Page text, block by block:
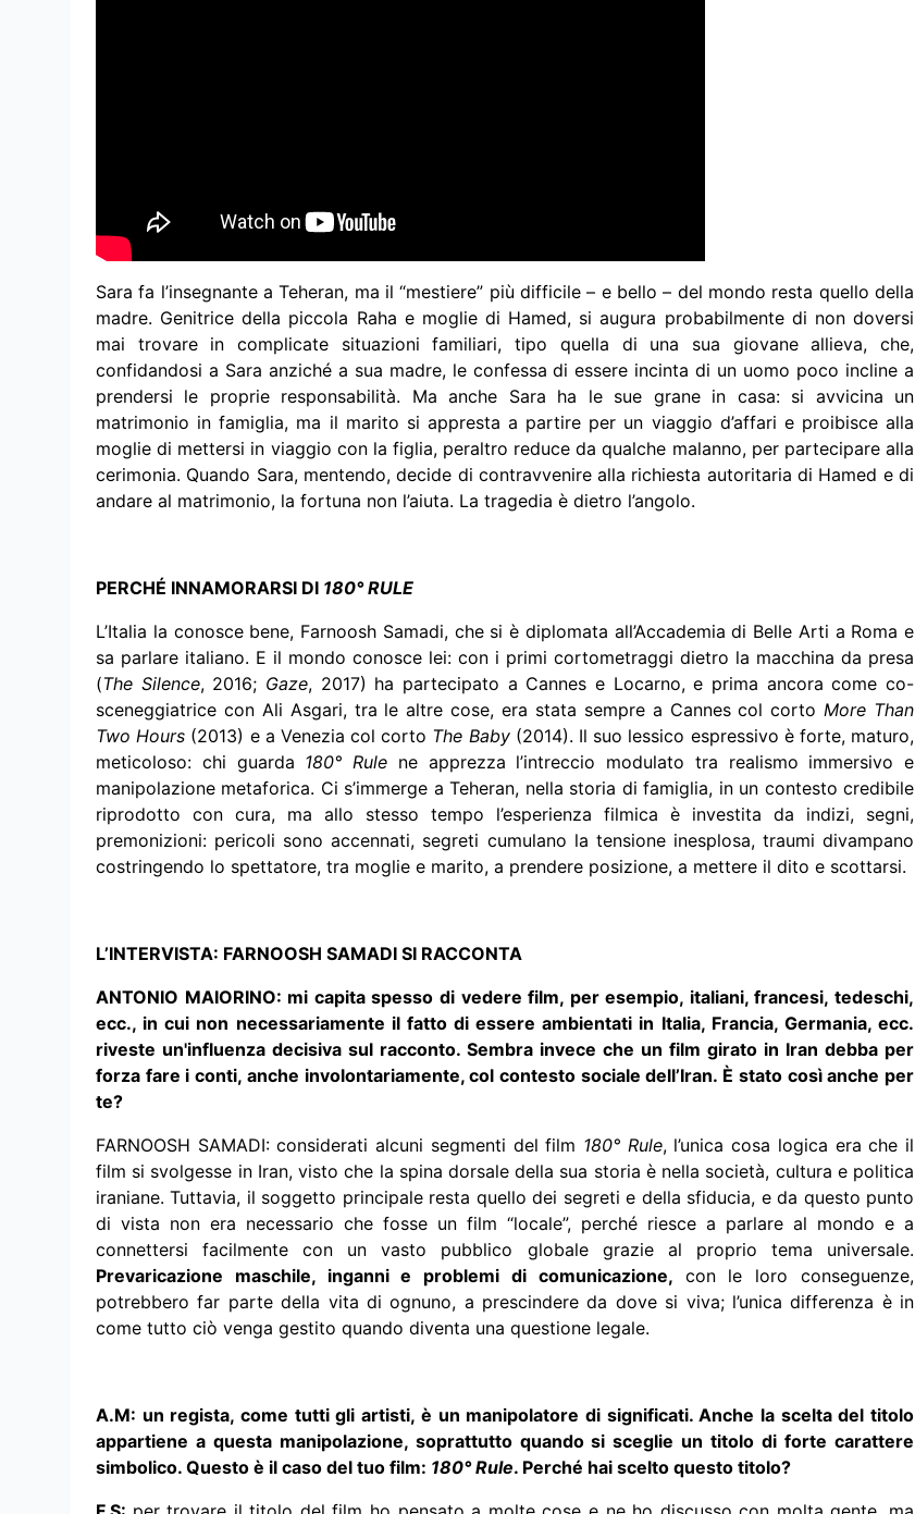
Sara fa l’insegnante a Teheran, ma il “mestiere” più difficile – e bello – del mondo resta quello della
madre. Genitrice della piccola Raha e moglie di Hamed, si augura probabilmente di non doversi
mai trovare in complicate situazioni familiari, tipo quella di una sua giovane allieva, che,
confidandosi a Sara anziché a sua madre, le confessa di essere incinta di un uomo poco incline a
prendersi le proprie responsabilità. Ma anche Sara ha le sue grane in casa: si avvicina un
matrimonio in famiglia, ma il marito si appresta a partire per un viaggio d’affari e proibisce alla
moglie di mettersi in viaggio con la figlia, peraltro reduce da qualche malanno, per partecipare alla
cerimonia. Quando Sara, mentendo, decide di contravvenire alla richiesta autoritaria di Hamed e di
andare al matrimonio, la fortuna non l’aiuta. La tragedia è dietro l’angolo.
PERCHÉ INNAMORARSI DI 180° RULE
L’Italia la conosce bene, Farnoosh Samadi, che si è diplomata all’Accademia di Belle Arti a Roma e
sa parlare italiano. E il mondo conosce lei: con i primi cortometraggi dietro la macchina da presa
(The Silence, 2016; Gaze, 2017) ha partecipato a Cannes e Locarno, e prima ancora come co-
sceneggiatrice con Ali Asgari, tra le altre cose, era stata sempre a Cannes col corto More Than
Two Hours (2013) e a Venezia col corto The Baby(2014). Il suo lessico espressivo è forte, maturo,
meticoloso: chi guarda 180° Rule ne apprezza l’intreccio modulato tra realismo immersivo e
manipolazione metaforica. Ci s’immerge a Teheran, nella storia di famiglia, in un contesto credibile
riprodotto con cura, ma allo stesso tempo l’esperienza filmica è investita da indizi, segni,
premonizioni: pericoli sono accennati, segreti cumulano la tensione inesplosa, traumi divampano
costringendo lo spettatore, tra moglie e marito, a prendere posizione, a mettere il dito e scottarsi.
L’INTERVISTA: FARNOOSH SAMADI SI RACCONTA
ANTONIO MAIORINO: mi capita spesso di vedere film, per esempio, italiani, francesi, tedeschi,
ecc., in cui non necessariamente il fatto di essere ambientati in Italia, Francia, Germania, ecc.
riveste un'influenza decisiva sul racconto. Sembra invece che un film girato in Iran debba per
forza fare i conti, anche involontariamente, col contesto sociale dell’Iran. È stato così anche per
te?
FARNOOSH SAMADI: considerati alcuni segmenti del film 180° Rule, l’unica cosa logica era che il
film si svolgesse in Iran, visto che la spina dorsale della sua storia è nella società, cultura e politica
iraniane. Tuttavia, il soggetto principale resta quello dei segreti e della sfiducia, e da questo punto
di vista non era necessario che fosse un film “locale”, perché riesce a parlare al mondo e a
connettersi facilmente con un vasto pubblico globale grazie al proprio tema universale.
Prevaricazione maschile, inganni e problemi di comunicazione, con le loro conseguenze,
potrebbero far parte della vita di ognuno, a prescindere da dove si viva; l’unica differenza è in
come tutto ciò venga gestito quando diventa una questione legale.
A.M: un regista, come tutti gli artisti, è un manipolatore di significati. Anche la scelta del titolo
appartiene a questa manipolazione, soprattutto quando si sceglie un titolo di forte carattere
simbolico. Questo è il caso del tuo film: 180° Rule. Perché hai scelto questo titolo?